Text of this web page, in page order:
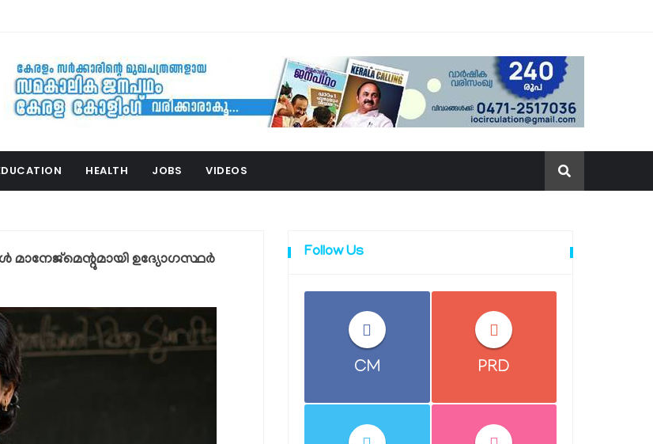
HEALTH JOBS VIDEOS
ഉദ്യോഗസ്ഥർ
Follow Us
CM PRD